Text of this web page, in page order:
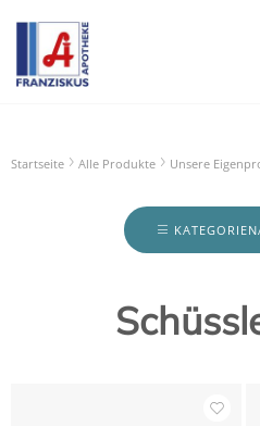
Startseite Alle Produkte Unsere